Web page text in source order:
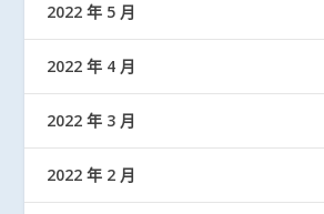
2022 年 5 月
2022 年 4 月
2022 年 3 月
2022 年 2 月